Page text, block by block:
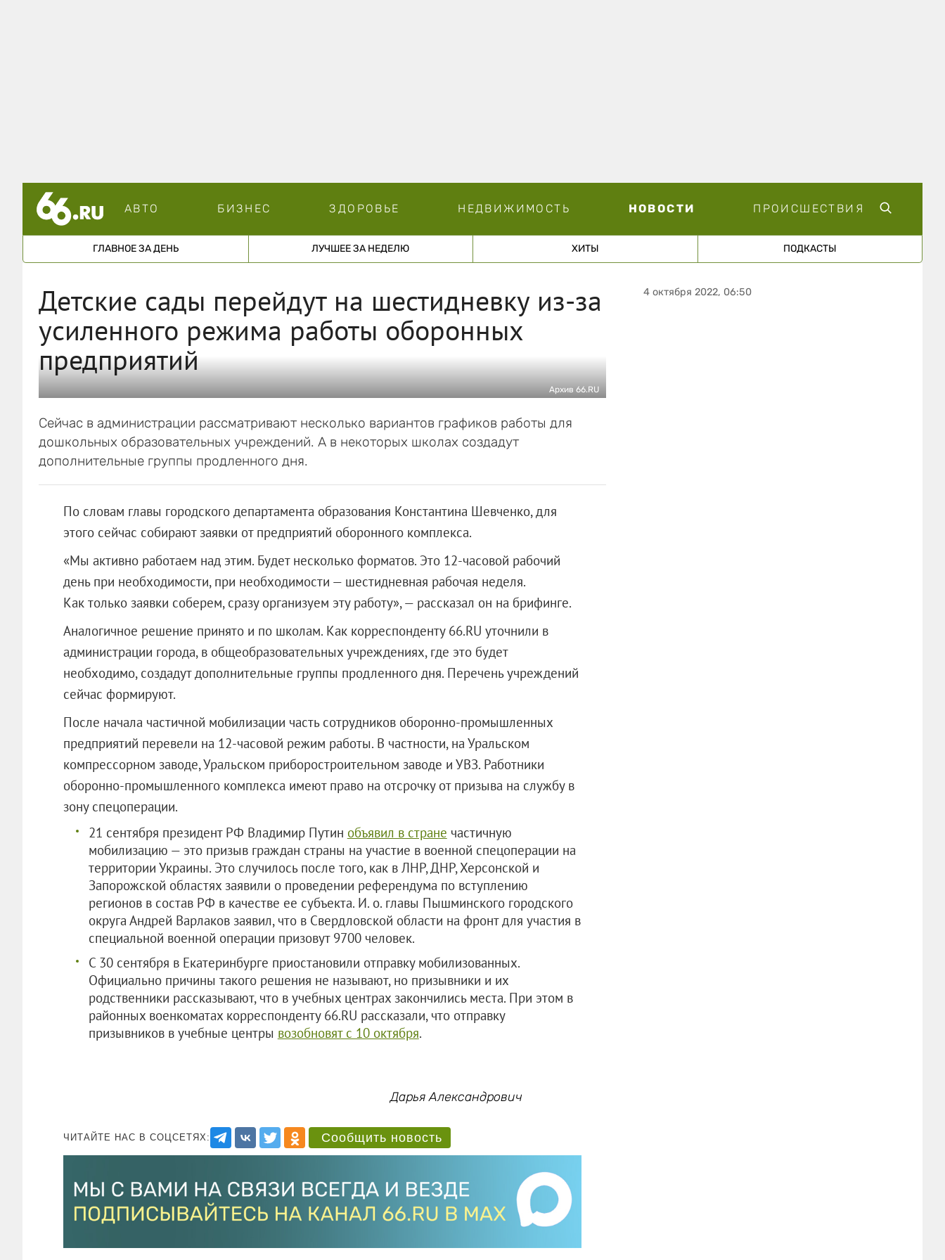
АВТО БИЗНЕС ЗДОРОВЬЕ НЕДВИЖИМОСТЬ НОВОСТИ ПРОИСШЕСТВИЯ
ГЛАВНОЕ ЗА ДЕНЬ ЛУЧШЕЕ ЗА НЕДЕЛЮ ХИТЫ ПОДКАСТЫ
Детские сады перейдут на шестидневку из-за
усиленного режима работы оборонных
предприятий
Архив 66.RU
Сейчас в администрации рассматривают несколько вариантов графиков работы для
дошкольных образовательных учреждений. А в некоторых школах создадут
дополнительные группы продленного дня.
По словам главы городского департамента образования Константина Шевченко, для
этого сейчас собирают заявки от предприятий оборонного комплекса.
«Мы активно работаем над этим. Будет несколько форматов. Это 12-часовой рабочий
день при необходимости, при необходимости — шестидневная рабочая неделя.
Как только заявки соберем, сразу организуем эту работу», — рассказал он на брифинге.
Аналогичное решение принято и по школам. Как корреспонденту 66.RU уточнили в
администрации города, в общеобразовательных учреждениях, где это будет
необходимо, создадут дополнительные группы продленного дня. Перечень учреждений
сейчас формируют.
После начала частичной мобилизации часть сотрудников оборонно-промышленных
предприятий перевели на 12-часовой режим работы. В частности, на Уральском
компрессорном заводе, Уральском приборостроительном заводе и УВЗ. Работники
оборонно-промышленного комплекса имеют право на отсрочку от призыва на службу в
зону спецоперации.
21 сентября президент РФ Владимир Путин объявил в стране частичную
мобилизацию — это призыв граждан страны на участие в военной спецоперации на
территории Украины. Это случилось после того, как в ЛНР, ДНР, Херсонской и
Запорожской областях заявили о проведении референдума по вступлению
регионов в состав РФ в качестве ее субъекта. И. о. главы Пышминского городского
округа Андрей Варлаков заявил, что в Свердловской области на фронт для участия в
специальной военной операции призовут 9700 человек.
С 30 сентября в Екатеринбурге приостановили отправку мобилизованных.
Официально причины такого решения не называют, но призывники и их
родственники рассказывают, что в учебных центрах закончились места. При этом в
районных военкоматах корреспонденту 66.RU рассказали, что отправку
призывников в учебные центры возобновят с 10 октября.
Дарья Александрович
ЧИТАЙТЕ НАС В СОЦСЕТЯХ: Сообщить новость
4 октября 2022, 06:50